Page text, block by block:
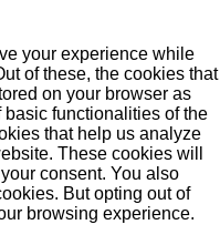
your experience while
of these, the cookies that
on your browser as
functionalities of the
that help us analyze
These cookies will
consent. You also
But opting out of
browsing experience.